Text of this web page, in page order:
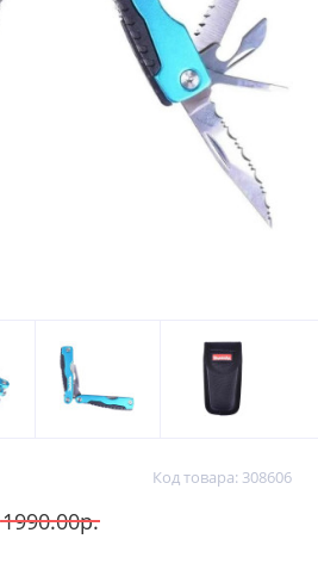
Код товара: 308606
1990.00р.